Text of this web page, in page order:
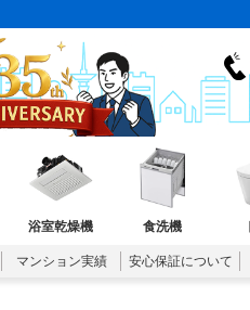
浴室乾燥機 食洗機
マンション実績 安心保証について